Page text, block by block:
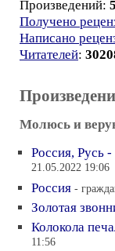
Произведений:
Получено
Написано
Читателей:
Молюсь и
Россия, Русь
21.05.2022 19:06
Россия -
Золотая
Колокола
11:56